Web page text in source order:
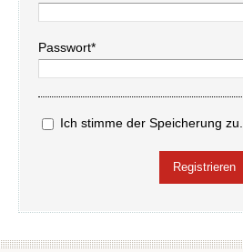
Passwort*
Ich stimme der Speicherung zu.